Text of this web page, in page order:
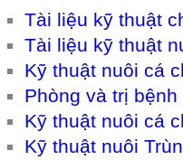
Tài liệu kỹ thuật
Tài liệu kỹ thuật
Kỹ thuật nuôi cá
Phòng và trị
Kỹ thuật nuôi cá
Kỹ thuật nuôi